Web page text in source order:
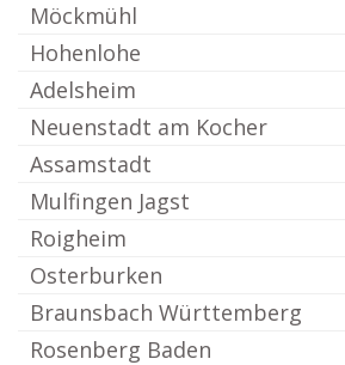
Möckmühl
Hohenlohe
Adelsheim
Neuenstadt am Kocher
Assamstadt
Mulfingen Jagst
Roigheim
Osterburken
Braunsbach Württemberg
Rosenberg Baden